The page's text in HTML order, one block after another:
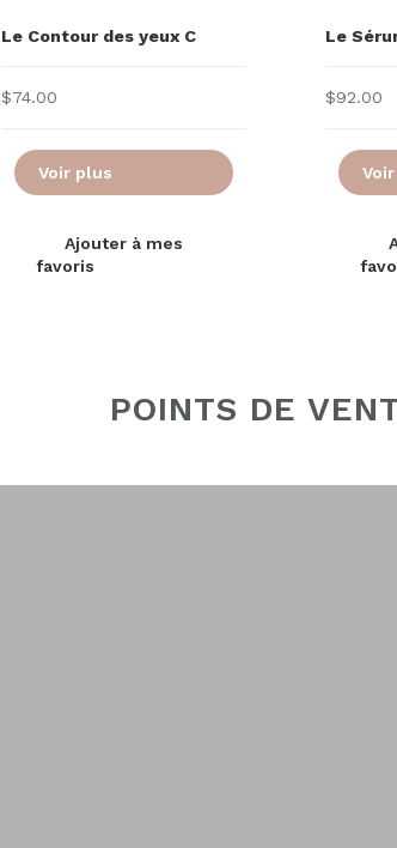
Le Contour des yeux C
$74.00
Voir plus
Ajouter à mes
favoris
Le
$92.00
POINTS DE